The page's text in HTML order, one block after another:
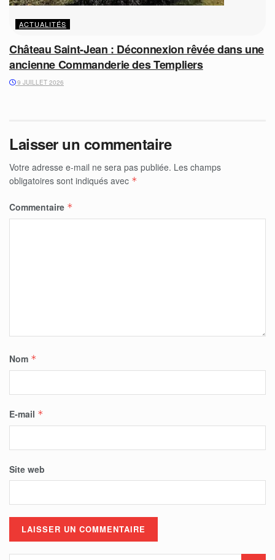
ACTUALITÉS
Château Saint-Jean : Déconnexion rêvée dans une
ancienne Commanderie des Templiers
9 JUILLET 2026
Laisser un commentaire
Votre adresse e-mail ne sera pas publiée. Les champs
obligatoires sont indiqués avec *
Commentaire *
Nom *
E-mail *
Site web